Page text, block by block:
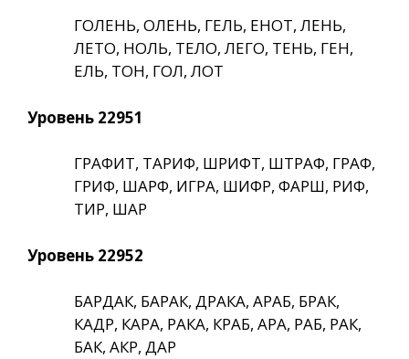
ГОЛЕНЬ, ОЛЕНЬ, ГЕЛЬ, ЕНОТ, ЛЕНЬ,
ЛЕТО, НОЛЬ, ТЕЛО, ЛЕГО, ТЕНЬ, ГЕН,
ЕЛЬ, ТОН, ГОЛ, ЛОТ
Уровень 22951
ГРАФИТ, ТАРИФ, ШРИФТ, ШТРАФ, ГРАФ,
ГРИФ, ШАРФ, ИГРА, ШИФР, ФАРШ, РИФ,
ТИР, ШАР
Уровень 22952
БАРДАК, БАРАК, ДРАКА, АРАБ, БРАК,
КАДР, КАРА, РАКА, КРАБ, АРА, РАБ, РАК,
БАК, АКР, ДАР